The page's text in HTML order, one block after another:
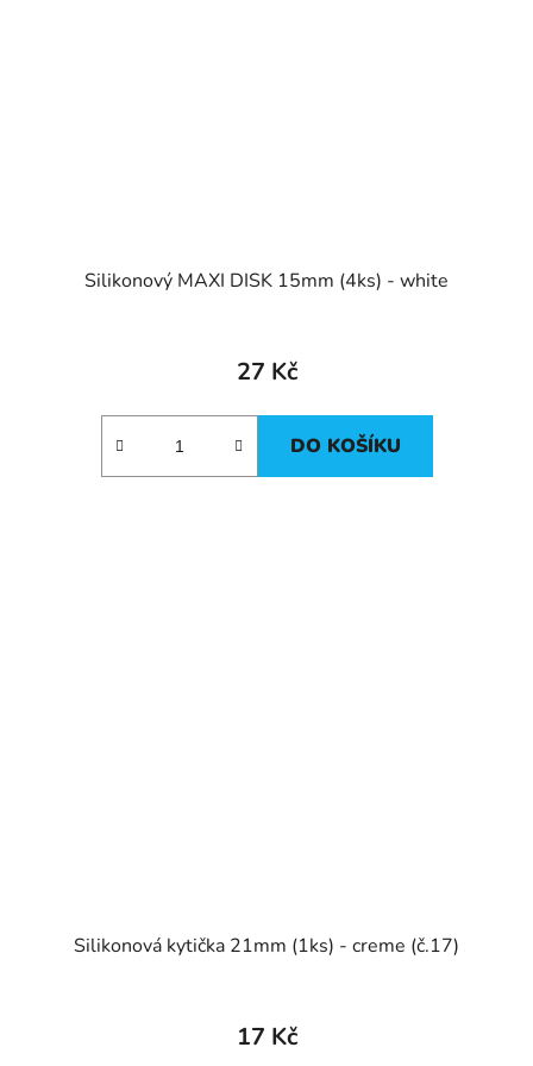
Silikonový MAXI DISK 15mm (4ks) - white
27 Kč
DO KOŠÍKU
Silikonová kytička 21mm (1ks) - creme (č.17)
17 Kč